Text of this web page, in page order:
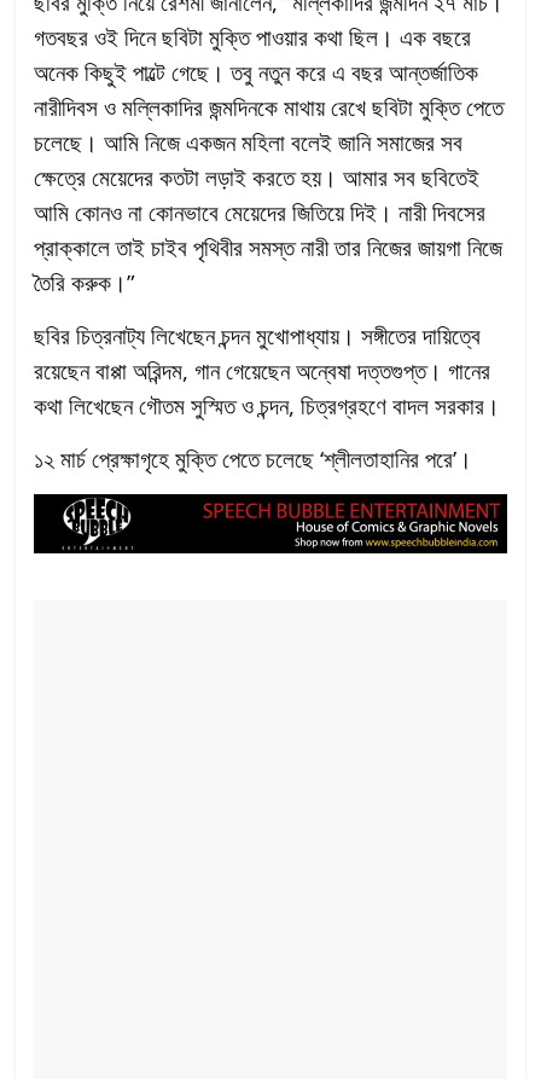
গতবছর ওই দিনে ছবিটা মুক্তি পাওয়ার কথা ছিল। এক বছরে
অনেক কিছুই পাল্টে গেছে। তবু নতুন করে এ বছর আন্তর্জাতিক
নারীদিবস ও মল্লিকাদির জন্মদিনকে মাথায় রেখে ছবিটা মুক্তি পেতে
চলেছে। আমি নিজে একজন মহিলা বলেই জানি সমাজের সব
ক্ষেত্রে মেয়েদের কতটা লড়াই করতে হয়। আমার সব ছবিতেই
আমি কোনও না কোনভাবে মেয়েদের জিতিয়ে দিই। নারী দিবসের
প্রাক্কালে তাই চাইব পৃথিবীর সমস্ত নারী তার নিজের জায়গা নিজে
তৈরি করুক।”
ছবির চিত্রনাট্য লিখেছেন চন্দন মুখোপাধ্যায়। সঙ্গীতের দায়িত্বে
রয়েছেন বাপ্পা অরিন্দম, গান গেয়েছেন অন্বেষা দত্তগুপ্ত। গানের
কথা লিখেছেন গৌতম সুস্মিত ও চন্দন, চিত্রগ্রহণে বাদল সরকার।
১২ মার্চ প্রেক্ষাগৃহে মুক্তি পেতে চলেছে ‘শ্লীলতাহানির পরে’।